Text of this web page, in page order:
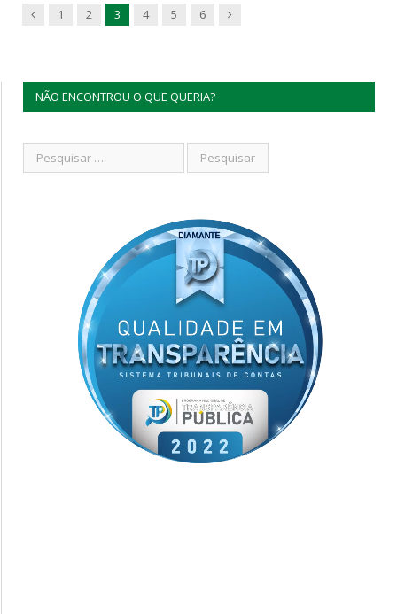
Previous
1 2 3 4 5 6 Next
NÃO ENCONTROU O QUE QUERIA?